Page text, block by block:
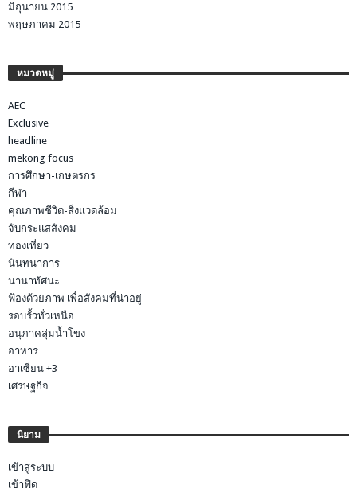
มิถุนายน 2015
พฤษภาคม 2015
หมวดหมู่
AEC
Exclusive
headline
mekong focus
การศึกษา-เกษตรกร
กีฬา
คุณภาพชีวิต-สิ่งแวดล้อม
จับกระแสสังคม
ท่องเที่ยว
นันทนาการ
นานาทัศนะ
ฟ้องด้วยภาพ เพื่อสังคมที่น่าอยู่
รอบรั้วทั่วเหนือ
อนุภาคลุ่มน้ำโขง
อาหาร
อาเซียน +3
เศรษฐกิจ
นิยาม
เข้าสู่ระบบ
เข้าฟีด